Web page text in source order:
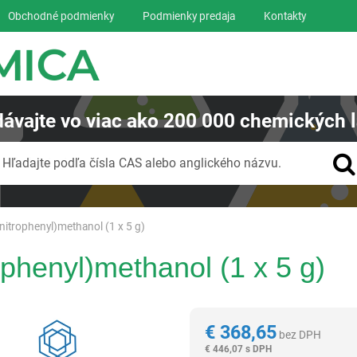
(1 x 5 g)
(1 x 5 g)
€368,65 bez DPH
€ 446,07 s DPH
Obchodné podmienky Podmienky predaja Kontakty
vo viac ako200 000 chemických
Hľadajte podľa čísla CAS alebo anglického názvu.